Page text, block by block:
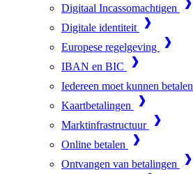
Digitaal Incassomachtigen
Digitale identiteit
Europese regelgeving
IBAN en BIC
Iedereen moet kunnen betalen
Kaartbetalingen
Marktinfrastructuur
Online betalen
Ontvangen van betalingen